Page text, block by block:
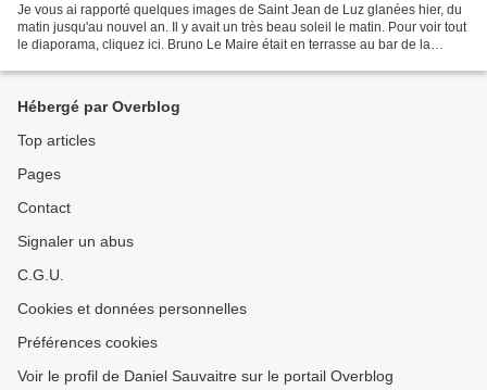
Je vous ai rapporté quelques images de Saint Jean de Luz glanées hier, du
matin jusqu'au nouvel an. Il y avait un très beau soleil le matin. Pour voir tout
le diaporama, cliquez ici. Bruno Le Maire était en terrasse au bar de la
Hébergé par Overblog
Top articles
Pages
Contact
Signaler un abus
C.G.U.
Cookies et données personnelles
Préférences cookies
Voir le profil de Daniel Sauvaitre sur le portail Overblog